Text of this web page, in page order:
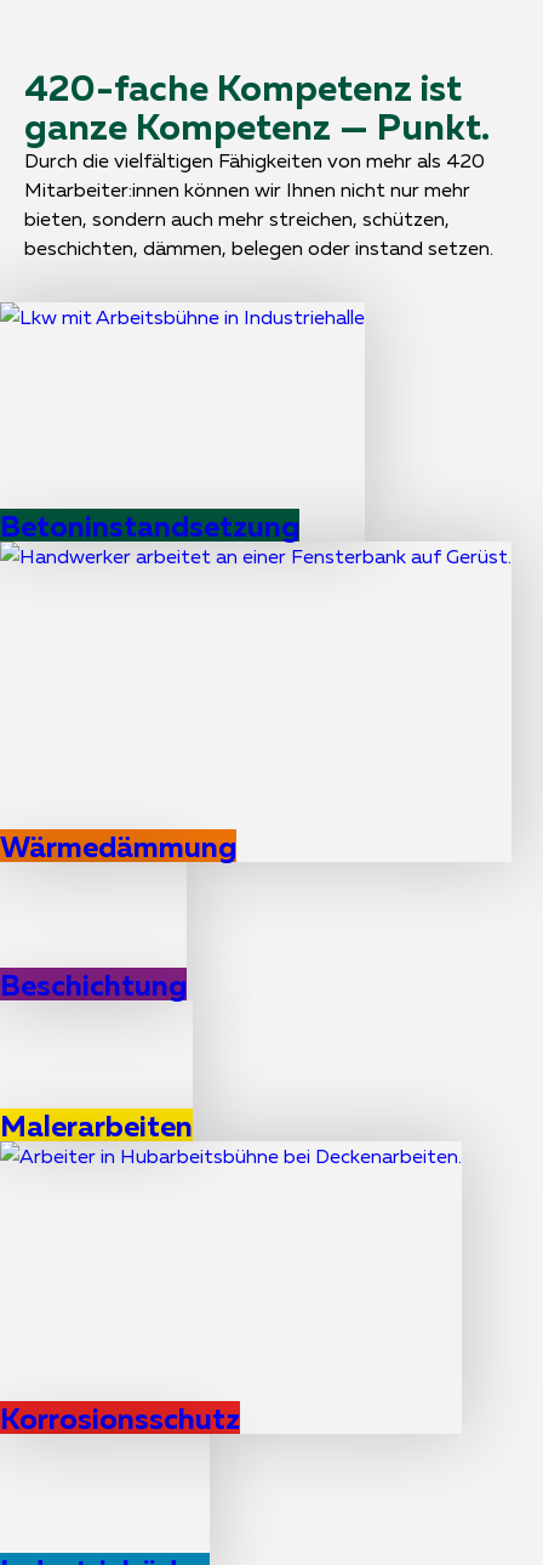
420-fache Kompetenz ist
ganze Kompetenz — Punkt.
Durch die vielfältigen Fähigkeiten von mehr als 420
Mitarbeiter:innen können wir Ihnen nicht nur mehr
bieten, sondern auch mehr streichen, schützen,
beschichten, dämmen, belegen oder instand setzen.
Betoninstandsetzung
Wärmedämmung
Beschichtung
Malerarbeiten
Korrosionsschutz